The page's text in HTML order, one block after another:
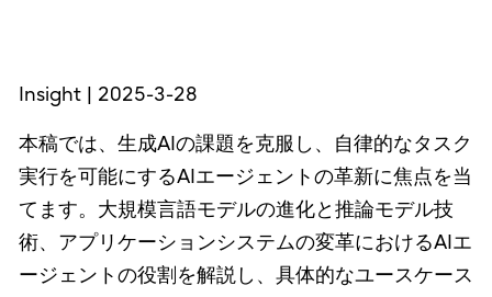
Insight | 2025-3-28
本稿では、生成AIの課題を克服し、自律的なタスク
実行を可能にするAIエージェントの革新に焦点を当
てます。大規模言語モデルの進化と推論モデル技
術、アプリケーションシステムの変革におけるAIエ
ージェントの役割を解説し、具体的なユースケース